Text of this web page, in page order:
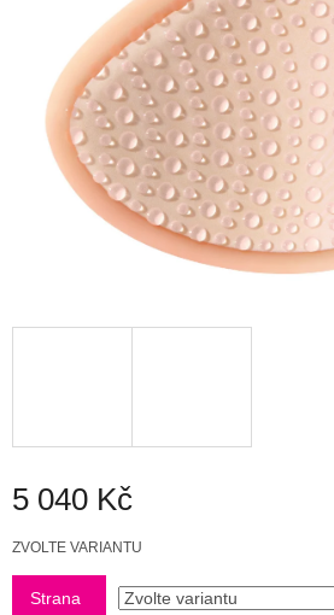
5 040 Kč
Měrná
ZVOLTE VARIANTU
Strana